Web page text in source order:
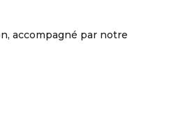
accompagné par notre